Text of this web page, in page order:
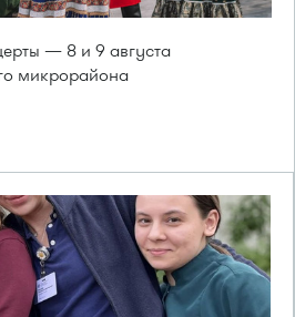
— 8 и 9 августа
микрорайона